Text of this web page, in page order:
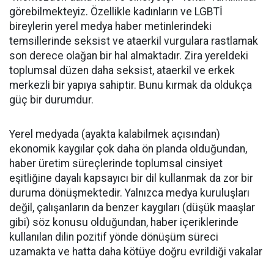
görebilmekteyiz. Özellikle kadınların ve LGBTİ
bireylerin yerel medya haber metinlerindeki
temsillerinde seksist ve ataerkil vurgulara rastlamak
son derece olağan bir hal almaktadır. Zira yereldeki
toplumsal düzen daha seksist, ataerkil ve erkek
merkezli bir yapıya sahiptir. Bunu kırmak da oldukça
güç bir durumdur.
Yerel medyada (ayakta kalabilmek açısından)
ekonomik kaygılar çok daha ön planda olduğundan,
haber üretim süreçlerinde toplumsal cinsiyet
eşitliğine dayalı kapsayıcı bir dil kullanmak da zor bir
duruma dönüşmektedir. Yalnızca medya kuruluşları
değil, çalışanların da benzer kaygıları (düşük maaşlar
gibi) söz konusu olduğundan, haber içeriklerinde
kullanılan dilin pozitif yönde dönüşüm süreci
uzamakta ve hatta daha kötüye doğru evrildiği vakalar